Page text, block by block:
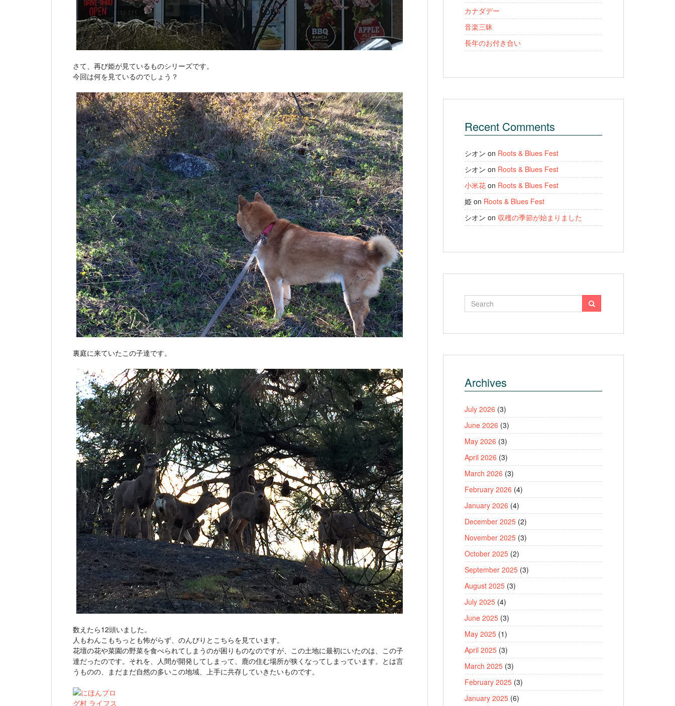
さて、再び姫が見ているものシリーズです。
今回は何を見ているのでしょう？
裏庭に来ていたこの子達です。
数えたら12頭いました。
人もわんこもちっとも怖がらず、のんびりとこちらを見ています。
花壇の花や菜園の野菜を食べられてしまうのが困りものなのですが、この土地に最初にいたのは、この子
達だったのです。それを、人間が開発してしまって、鹿の住む場所が狭くなってしまっています。とは言
うものの、まだまだ自然の多いこの地域、上手に共存していきたいものです。
カナダデー
音楽三昧
長年のお付き合い
Recent Comments
シオン on Roots & Blues Fest
シオン on Roots & Blues Fest
小米花 on Roots & Blues Fest
姫 on Roots & Blues Fest
シオン on 収穫の季節が始まりました
Archives
July 2026 (3)
June 2026 (3)
May 2026 (3)
April 2026 (3)
March 2026 (3)
February 2026 (4)
January 2026 (4)
December 2025 (2)
November 2025 (3)
October 2025 (2)
September 2025 (3)
August 2025 (3)
July 2025 (4)
June 2025 (3)
May 2025 (1)
April 2025 (3)
March 2025 (3)
February 2025 (3)
January 2025 (6)